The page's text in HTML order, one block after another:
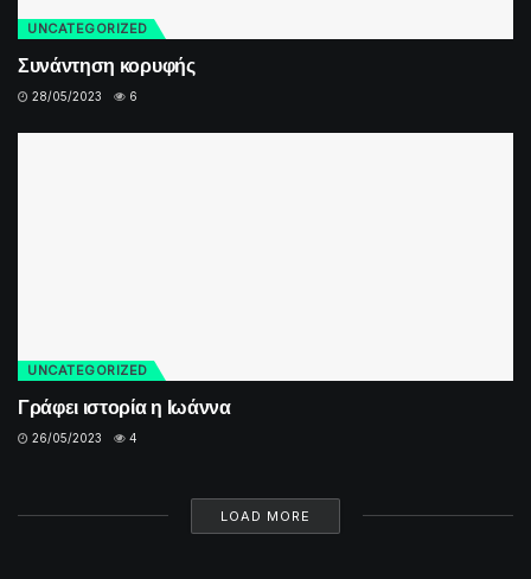
UNCATEGORIZED
Συνάντηση κορυφής
28/05/2023 6
UNCATEGORIZED
Γράφει ιστορία η Ιωάννα
26/05/2023 4
LOAD MORE